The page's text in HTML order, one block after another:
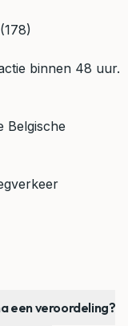
binnen 48 uur.
Belgische
een veroordeling?